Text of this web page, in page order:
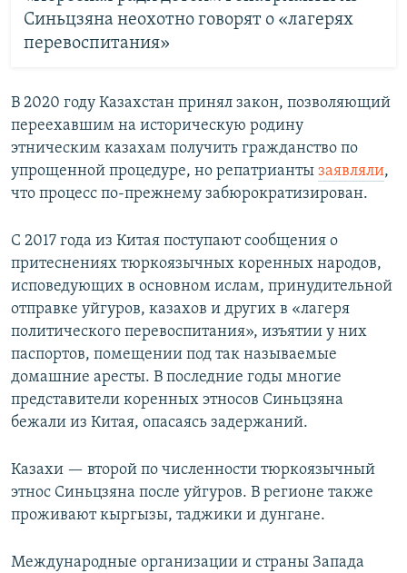
Синьцзяна неохотно говорят о «лагерях
перевоспитания»
В 2020 году Казахстан принял закон, позволяющий
переехавшим на историческую родину
этническим казахам получить гражданство по
упрощенной процедуре, но репатрианты заявляли,
что процесс по-прежнему забюрократизирован.
С 2017 года из Китая поступают сообщения о
притеснениях тюркоязычных коренных народов,
исповедующих в основном ислам, принудительной
отправке уйгуров, казахов и других в «лагеря
политического перевоспитания», изъятии у них
паспортов, помещении под так называемые
домашние аресты. В последние годы многие
представители коренных этносов Синьцзяна
бежали из Китая, опасаясь задержаний.
Казахи — второй по численности тюркоязычный
этнос Синьцзяна после уйгуров. В регионе также
проживают кыргызы, таджики и дунгане.
Международные организации и страны Запада